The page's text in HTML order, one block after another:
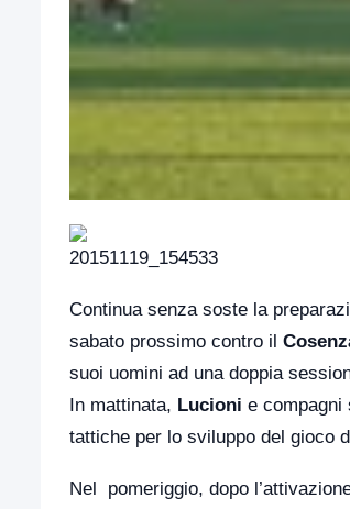
Continua senza soste la
sabato prossimo contro il
suoi uomini ad una doppia
In mattinata, Lucioni e compagni
tattiche per lo sviluppo del gioco
Nel pomeriggio, dopo